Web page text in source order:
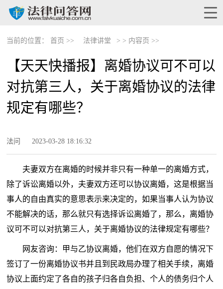
当前的位置： 首页 >> 法律讲堂 > > 内容页 >>
【天天快播报】离婚协议可不可以
对抗第三人，关于离婚协议的法律
规定有哪些？
法问 2023-03-28 18:16:32
夫妻双方在离婚的时候并非只有一种单一的离婚方式，
除了诉讼离婚以外，夫妻双方还可以协议离婚，这是根据当
事人的自由真实的意思表示来决定的，如果当事人认为协议
不能解决的话，那么就只有选择诉讼离婚了，那么，离婚协
议可不可以对抗第三人，关于离婚协议的法律规定有哪些？
网友咨询：甲与乙协议离婚，他们在双方自愿的情况下
签订了一份离婚协议书并且到民政局办理了相关手续，离婚
协议上面约定了各自的孩子归各自负担、个人的债务归个人